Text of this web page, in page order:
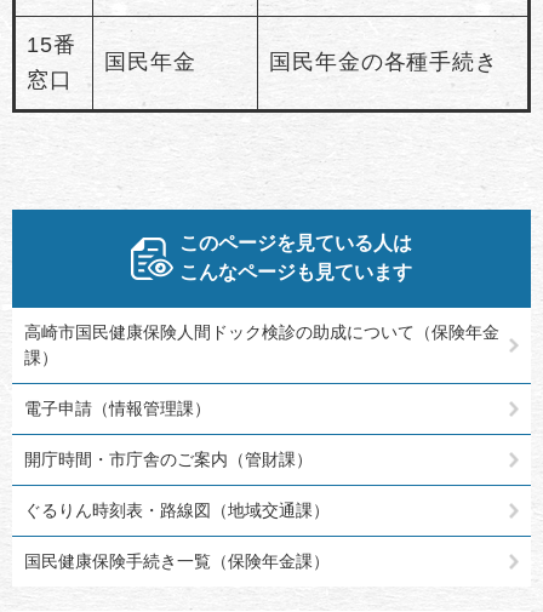
15番
窓口
国民年金 国民年金の各種手続き
このページを見ている人は
こんなページも見ています
高崎市国民健康保険人間ドック検診の助成について（保険年金
課）
電子申請（情報管理課）
開庁時間・市庁舎のご案内（管財課）
ぐるりん時刻表・路線図（地域交通課）
国民健康保険手続き一覧（保険年金課）